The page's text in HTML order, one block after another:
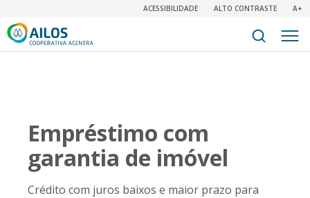
ACESSIBILIDADE ALTO CONTRASTE A+
Empréstimo com
garantia de imóvel
Crédito com juros baixos e maior prazo para